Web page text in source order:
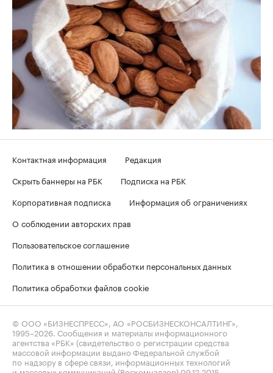
Контактная информация
Редакция
Скрыть баннеры на РБК
Подписка на РБК
Корпоративная подписка
Информация об ограничениях
О соблюдении авторских прав
Пользовательское соглашение
Политика в отношении обработки персональных данных
Политика обработки файлов cookie
© ООО «БИЗНЕСПРЕСС», АО «РОСБИЗНЕСКОНСАЛТИНГ»,
1995–2026. Сообщения и материалы информационного
агентства «РБК» (свидетельство о регистрации средства
массовой информации выдано Федеральной службой
по надзору в сфере связи, информационных технологий